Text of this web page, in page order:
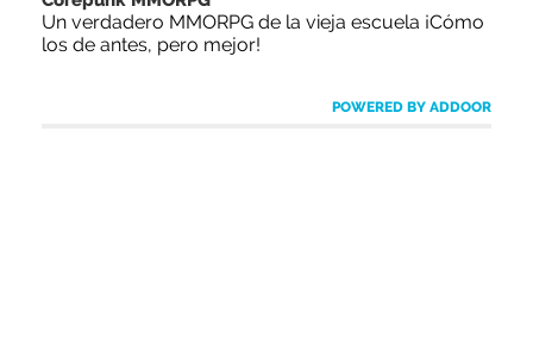
Un verdadero MMORPG de la vieja escuela ¡Cómo
los de antes, pero mejor!
POWERED BY ADDOOR